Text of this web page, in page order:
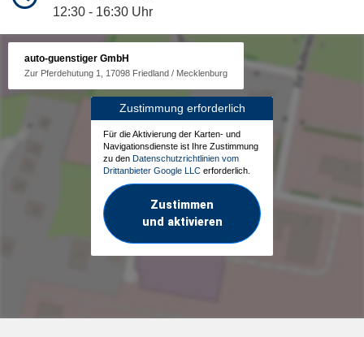
12:30 - 16:30 Uhr
auto-guenstiger GmbH
Zur Pferdehutung 1, 17098 Friedland / Mecklenburg
Zustimmung erforderlich
Für die Aktivierung der Karten- und
Navigationsdienste ist Ihre Zustimmung
zu den Datenschutzrichtlinien vom
Drittanbieter Google LLC erforderlich.
Zustimmen
und aktivieren